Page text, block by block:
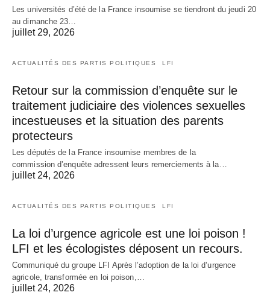
Les universités d’été de la France insoumise se tiendront du jeudi 20
au dimanche 23…
juillet 29, 2026
ACTUALITÉS DES PARTIS POLITIQUES LFI
Retour sur la commission d’enquête sur le
traitement judiciaire des violences sexuelles
incestueuses et la situation des parents
protecteurs
Les députés de la France insoumise membres de la
commission d’enquête adressent leurs remerciements à la…
juillet 24, 2026
ACTUALITÉS DES PARTIS POLITIQUES LFI
La loi d’urgence agricole est une loi poison !
LFI et les écologistes déposent un recours.
Communiqué du groupe LFI Après l’adoption de la loi d’urgence
agricole, transformée en loi poison,…
juillet 24, 2026